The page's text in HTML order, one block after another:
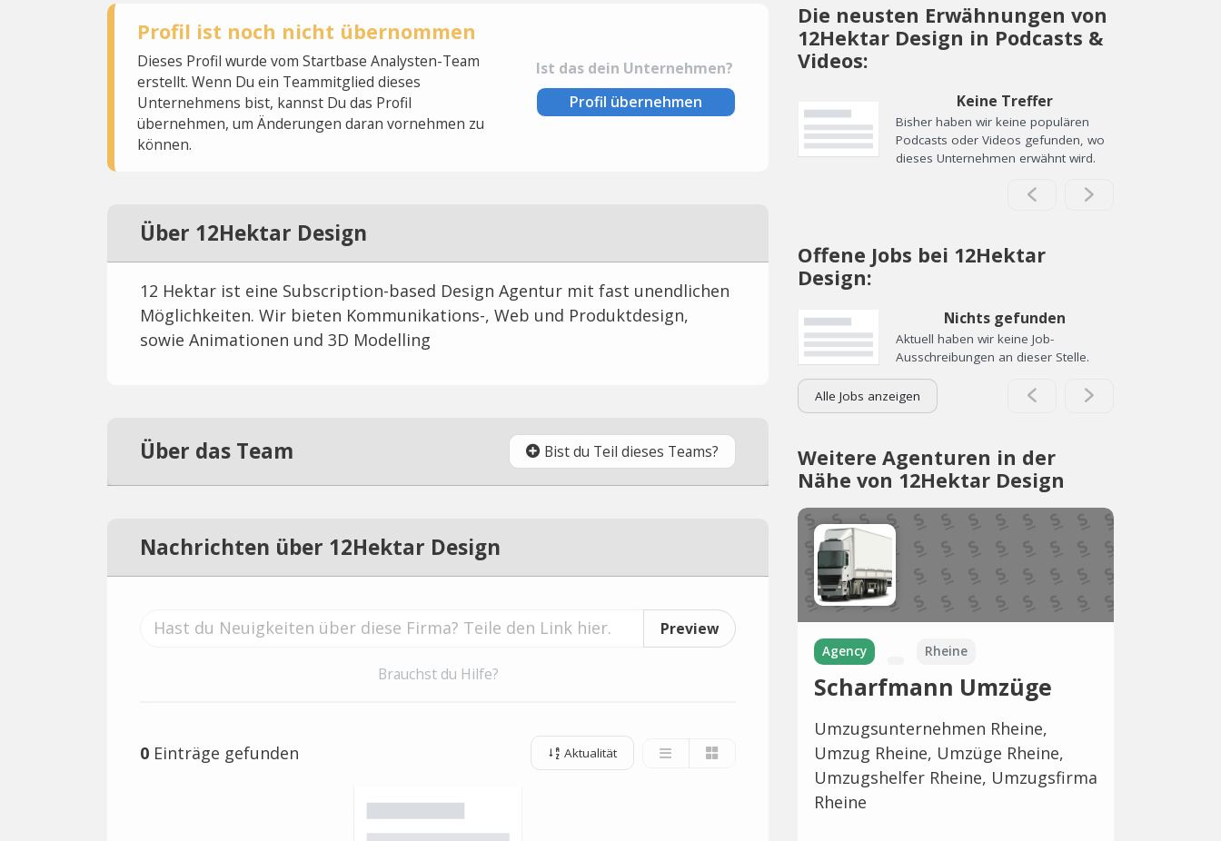
Profil ist noch nicht übernommen
Dieses Profil wurde vom Startbase Analysten-Team
erstellt. Wenn Du ein Teammitglied dieses
Unternehmens bist, kannst Du das Profil
übernehmen, um Änderungen daran vornehmen zu
können.
Ist das dein Unternehmen?
Profil übernehmen
Über 12Hektar Design
12 Hektar ist eine Subscription-based Design Agentur mit fast unendlichen
Möglichkeiten. Wir bieten Kommunikations-, Web und Produktdesign,
sowie Animationen und 3D Modelling
Über das Team Bist du Teil dieses Teams?
Nachrichten über 12Hektar Design
Preview
Brauchst du Hilfe?
0 Einträge gefunden Aktualität
Die neusten Erwähnungen von
12Hektar Design in Podcasts &
Videos:
Keine Treffer
Bisher haben wir keine populären
Podcasts oder Videos gefunden, wo
dieses Unternehmen erwähnt wird.
Offene Jobs bei 12Hektar
Design:
Nichts gefunden
Aktuell haben wir keine Job-
Ausschreibungen an dieser Stelle.
Alle Jobs anzeigen
Weitere Agenturen in der
Nähe von 12Hektar Design
Agency Rheine
Scharfmann Umzüge
Umzugsunternehmen Rheine,
Umzug Rheine, Umzüge Rheine,
Umzugshelfer Rheine, Umzugsfirma
Rheine